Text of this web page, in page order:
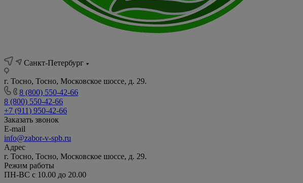
Санкт-Петербург
г. Тосно, Тосно, Московское шоссе, д. 29.
8 (800) 550-42-66
8 (800) 550-42-66
+7 (911) 950-42-66
Заказать звонок
E-mail
info@zabor-v-spb.ru
Адрес
г. Тосно, Тосно, Московское шоссе, д. 29.
Режим работы
ПН-ВС с 10.00 до 20.00